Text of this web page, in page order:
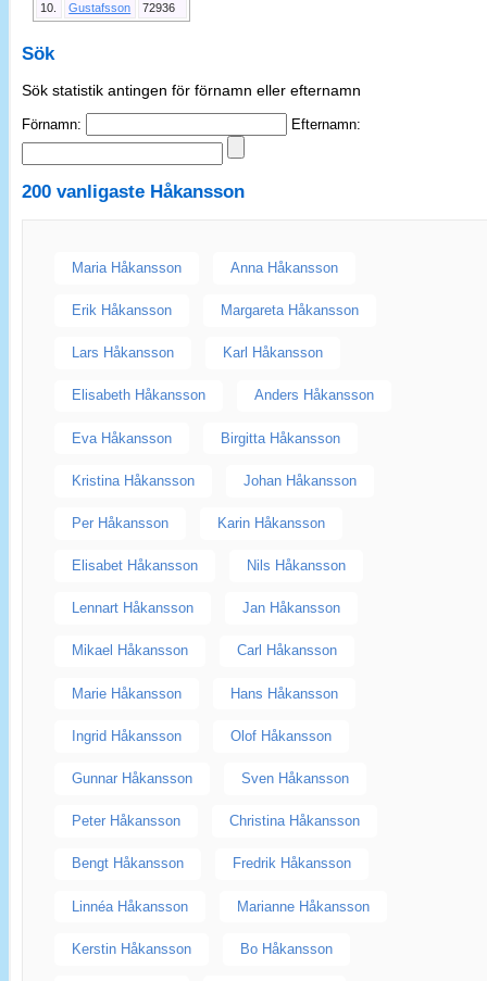
10.
Gustafsson 72936
Sök
Sök statistik antingen för förnamn eller efternamn
Förnamn: Efternamn:
200 vanligaste Håkansson
Maria Håkansson Anna Håkansson
Erik Håkansson Margareta Håkansson
Lars Håkansson Karl Håkansson
Elisabeth Håkansson Anders Håkansson
Eva Håkansson Birgitta Håkansson
Kristina Håkansson Johan Håkansson
Per Håkansson Karin Håkansson
Elisabet Håkansson Nils Håkansson
Lennart Håkansson Jan Håkansson
Mikael Håkansson Carl Håkansson
Marie Håkansson Hans Håkansson
Ingrid Håkansson Olof Håkansson
Gunnar Håkansson Sven Håkansson
Peter Håkansson Christina Håkansson
Bengt Håkansson Fredrik Håkansson
Linnéa Håkansson Marianne Håkansson
Kerstin Håkansson Bo Håkansson